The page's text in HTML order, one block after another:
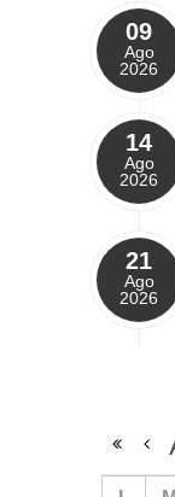
09
Ago
2026
14
Ago
2026
21
Ago
2026